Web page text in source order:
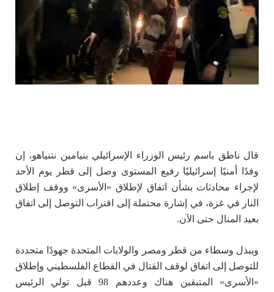
قال ناطق باسم رئيس الوزراء الإسرائيلي بنيامين نتنياهو، إن
وفدًا أمنيًا إسرائيليًا رفيع المستوى وصل إلى قطر يوم الأحد
لإجراء محادثات بشأن اتفاق لإطلاق «الأسرى» ووقف إطلاق
النار في غزة، في إشارة محتملة إلى اقتراب التوصل إلى اتفاق
بعيد المنال حتى الآن.
ويبذل وسطاء من قطر ومصر والولايات المتحدة جهودًا متجددة
للتوصل إلى اتفاق لوقف القتال في القطاع الفلسطيني وإطلاق
«الأسرى» المتبقين هناك وعددهم 98 قبل تولي الرئيس